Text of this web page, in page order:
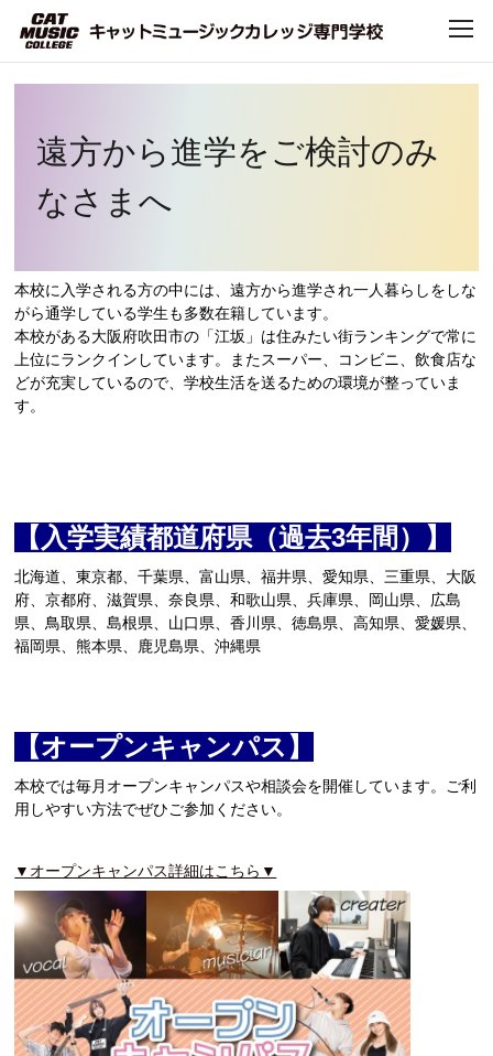
CATについて
学科・コース
デビュー・就職
アクセス
高校生の方へ
留学生の方へ
保護者の方へ
人材発掘担当の方へ
遠方から進学をご検討のみ
なさまへ
本校に入学される方の中には、遠方から進学され一人暮らしをしな
がら通学している学生も多数在籍しています。
本校がある大阪府吹田市の「江坂」は住みたい街ランキングで常に
上位にランクインしています。またスーパー、コンビニ、飲食店な
どが充実しているので、学校生活を送るための環境が整っていま
す。
【入学実績都道府県（過去3年間）】
北海道、東京都、千葉県、富山県、福井県、愛知県、三重県、大阪
府、京都府、滋賀県、奈良県、和歌山県、兵庫県、岡山県、広島
県、鳥取県、島根県、山口県、香川県、徳島県、高知県、愛媛県、
福岡県、熊本県、鹿児島県、沖縄県
【オープンキャンパス】
本校では毎月オープンキャンパスや相談会を開催しています。ご利
用しやすい方法でぜひご参加ください。
▼オープンキャンパス詳細はこちら▼